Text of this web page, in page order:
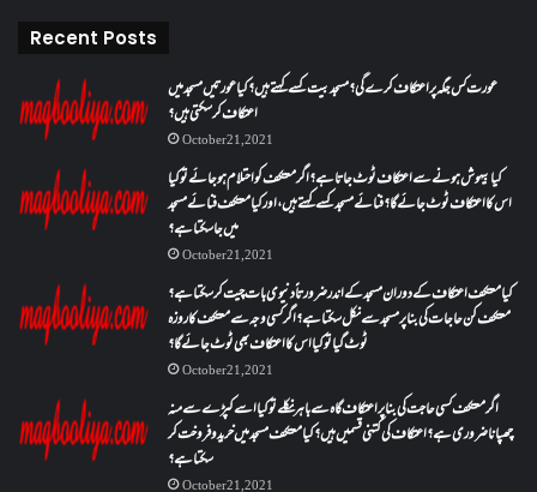
Recent Posts
عورت کس جگہ پر اعتکاف کرے گی؟مسجد بیت کسے کہتے ہیں؟کیا عورتیں مسجد میں
اعتکاف کر سکتی ہیں؟
October 21, 2021
کیا بیہوش ہونے سے اعتکاف ٹوٹ جاتا ہے؟ اگر معتکف کو احتلام ہو جائے تو کیا
اس کا اعتکاف ٹوٹ جائے گا؟فنائے مسجد کسے کہتے ہیں ، اور کیا معتکف فنائے مسجد
میں جا سکتا ہے؟
October 21, 2021
کیا معتکف اعتکاف کے دوران مسجد کے اندر ضرورتاً دنیوی بات چیت کر سکتا ہے؟
معتکف کن حاجات کی بنا پر مسجد سے نکل سکتا ہے؟ اگر کسی وجہ سے معتکف کا روزہ
ٹوٹ گیا تو کیا اس کا اعتکاف بھی ٹوٹ جائے گا؟
October 21, 2021
اگر معتکف کسی حاجت کی بنا پر اعتکاف گاہ سے باہر نکلے تو کیا اسے کپڑے سے منہ
چھپانا ضروری ہے؟اعتکاف کی کتنی قسمیں ہیں؟کیا معتکف مسجد میں خرید و فروخت کر
سکتا ہے؟
October 21, 2021